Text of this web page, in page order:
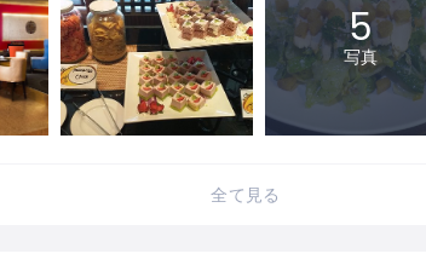
5
写真
全て見る